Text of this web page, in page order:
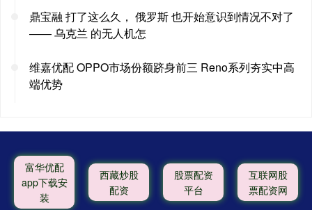
鼎宝融 打了这么久， 俄罗斯 也开始意识到情况不对了
—— 乌克兰 的无人机怎
维嘉优配 OPPO市场份额跻身前三 Reno系列夯实中高
端优势
富华优配
app下载安
装
西藏炒股
配资
股票配资
平台
互联网股
票配资网